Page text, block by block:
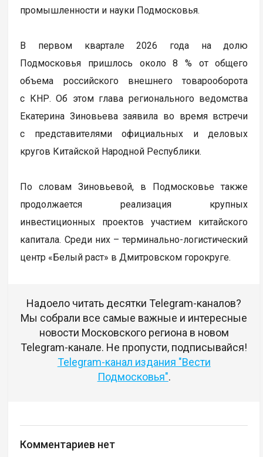
промышленности и науки Подмосковья.
В первом квартале 2026 года на долю
Подмосковья пришлось около 8 % от общего
объема российского внешнего товарооборота
с КНР. Об этом глава регионального ведомства
Екатерина Зиновьева заявила во время встречи
с представителями официальных и деловых
кругов Китайской Народной Республики.
По словам Зиновьевой, в Подмосковье также
продолжается реализация крупных
инвестиционных проектов участием китайского
капитала. Среди них – терминально-логистический
центр «Белый раст» в Дмитровском горокруге.
Надоело читать десятки Telegram-каналов?
Мы собрали все самые важные и интересные
новости Московского региона в новом
Telegram-канале. Не пропусти, подписывайся!
Telegram-канал издания "Вести
Подмосковья".
Комментариев нет